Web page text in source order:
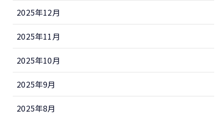
2025年12月
2025年11月
2025年10月
2025年9月
2025年8月